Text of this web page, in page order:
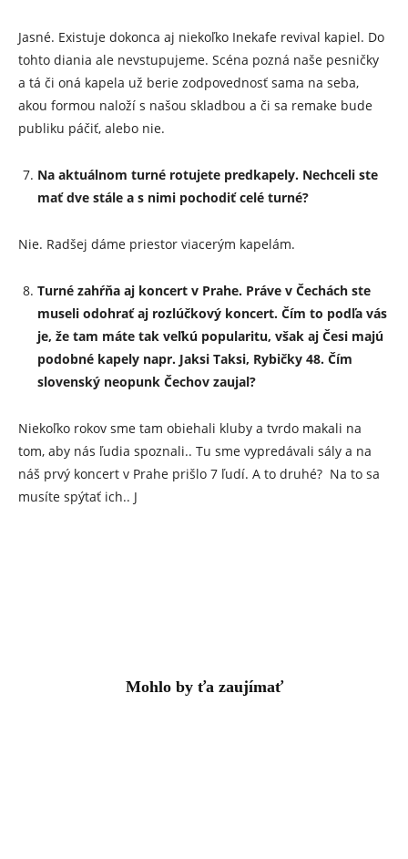
Jasné. Existuje dokonca aj niekoľko Inekafe revival kapiel. Do
tohto diania ale nevstupujeme. Scéna pozná naše pesničky
a tá či oná kapela už berie zodpovednosť sama na seba,
akou formou naloží s našou skladbou a či sa remake bude
publiku páčiť, alebo nie.
Na aktuálnom turné rotujete predkapely. Nechceli ste
mať dve stále a s nimi pochodiť celé turné?
Nie. Radšej dáme priestor viacerým kapelám.
Turné zahŕňa aj koncert v Prahe. Práve v Čechách ste
museli odohrať aj rozlúčkový koncert. Čím to podľa vás
je, že tam máte tak veľkú popularitu, však aj Česi majú
podobné kapely napr. Jaksi Taksi, Rybičky 48. Čím
slovenský neopunk Čechov zaujal?
Niekoľko rokov sme tam obiehali kluby a tvrdo makali na
tom, aby nás ľudia spoznali.. Tu sme vypredávali sály a na
náš prvý koncert v Prahe prišlo 7 ľudí. A to druhé? Na to sa
musíte spýtať ich.. J
Mohlo by ťa zaujímať